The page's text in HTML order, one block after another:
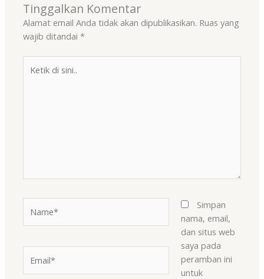
Tinggalkan Komentar
Alamat email Anda tidak akan dipublikasikan. Ruas yang
wajib ditandai*
Simpan
nama, email,
dan situs web
saya pada
peramban ini
untuk